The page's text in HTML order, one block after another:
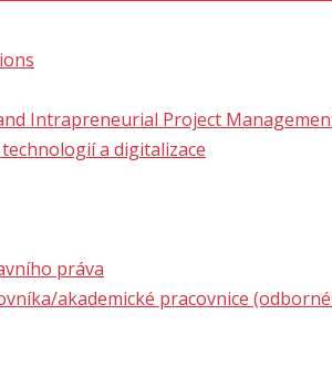
Intrapreneurial Project
a digitalizace
práva
akademické pracovnice